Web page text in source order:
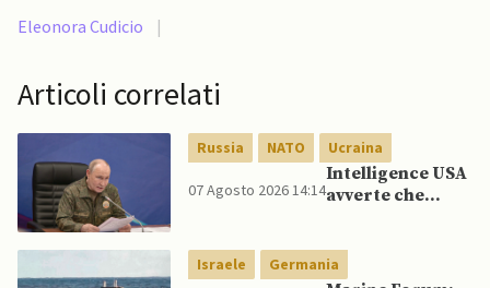
Eleonora Cudicio |
Articoli correlati
Russia NATO Ucraina
07 Agosto 2026 14:14
Intelligence USA
avverte che
mentre è ancora
impegnato in
Israele Germania